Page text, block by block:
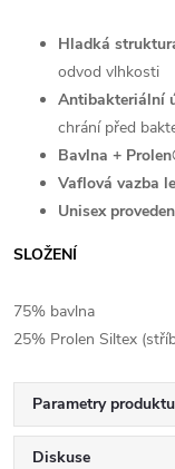
Hladká
odvod vlhkosti
Antibakteriální
chrání před
Bavlna +
Vaflová vazba
Unisex
SLOŽENÍ
75% bavlna
25% Prolen Siltex
Parametry produktu
Diskuse